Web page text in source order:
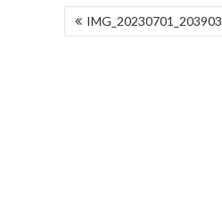
NAVIGATION
DE
IMG_20230701_203903